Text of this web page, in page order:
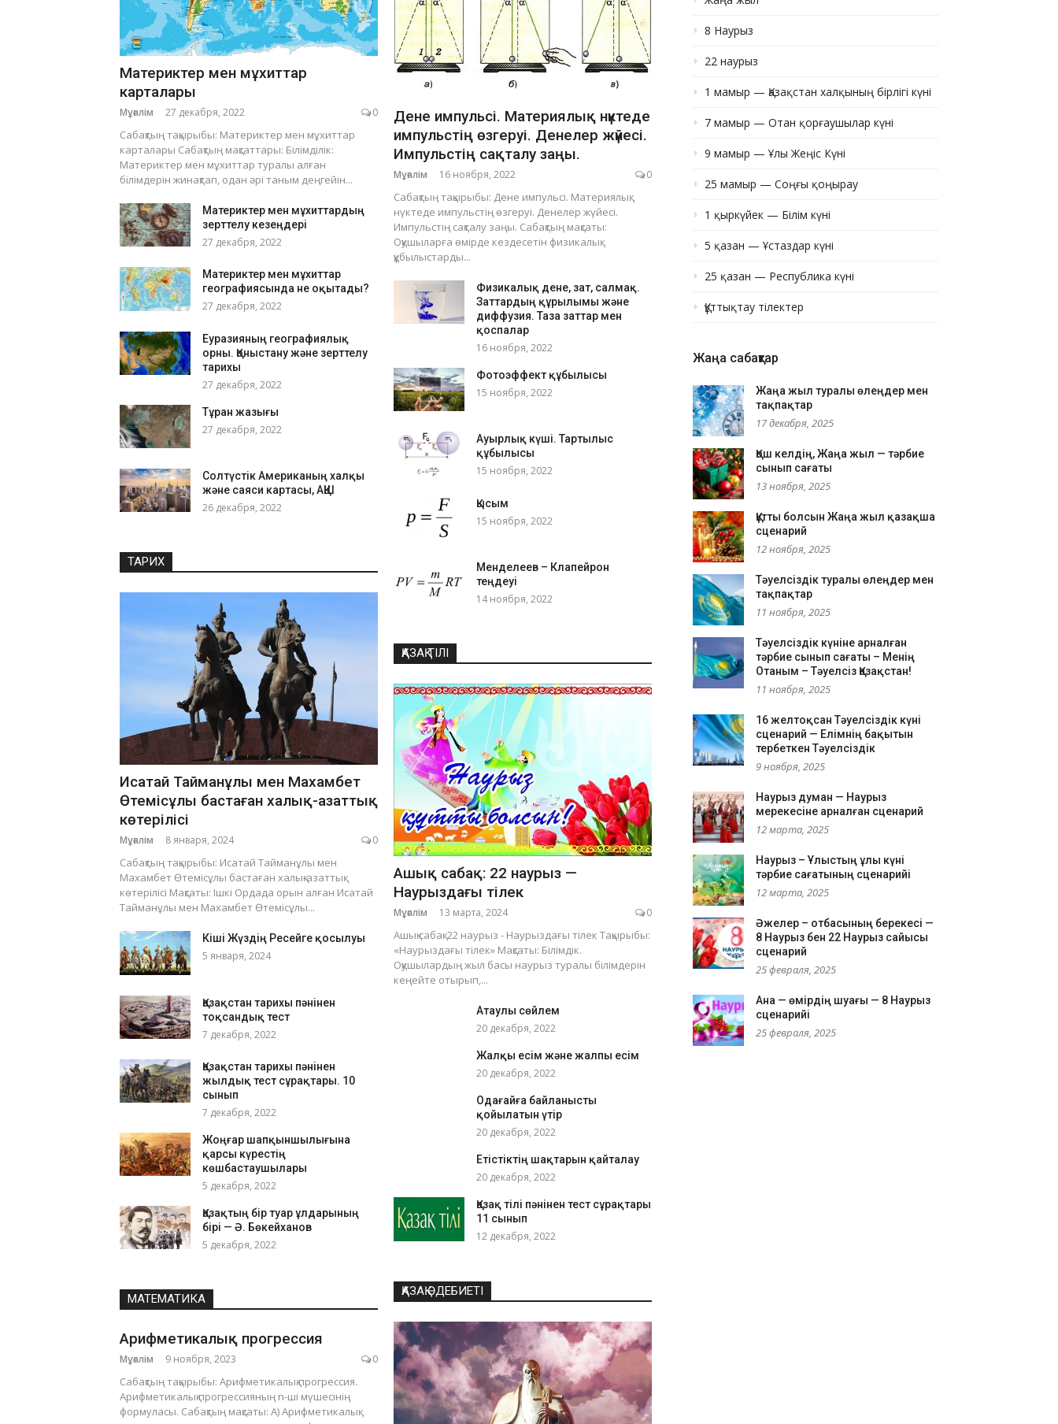
Материктер мен мұхиттар
карталары
Мұғалім 27 декабря, 2022 0
Сабақтың тақырыбы: Материктер мен мұхиттар
карталары Сабақтың мақсаттары: Білімділік:
Материктер мен мұхиттар туралы алған
білімдерін жинақтап, одан әрі таным деңгейін...
Материктер мен мұхиттардың
зерттелу кезеңдері
27 декабря, 2022
Материктер мен мұхиттар
географиясында не оқытады?
27 декабря, 2022
Еуразияның географиялық
орны. Қоныстану және зерттелу
тарихы
27 декабря, 2022
Тұран жазығы
27 декабря, 2022
Солтүстік Американың халқы
және саяси картасы, АҚШ
26 декабря, 2022
ТАРИХ
Исатай Тайманұлы мен Махамбет
Өтемісұлы бастаған халық-азаттық
көтерілісі
Мұғалім 8 января, 2024 0
Сабақтың тақырыбы: Исатай Тайманұлы мен
Махамбет Өтемісұлы бастаған халық-азаттық
көтерілісі Мақсаты: Ішкі Ордада орын алған Исатай
Тайманұлы мен Махамбет Өтемісұлы...
Кіші Жүздің Ресейге қосылуы
5 января, 2024
Қазақстан тарихы пәнінен
тоқсандық тест
7 декабря, 2022
Қазақстан тарихы пәнінен
жылдық тест сұрақтары. 10
сынып
7 декабря, 2022
Жоңғар шапқыншылығына
қарсы күрестің
көшбастаушылары
5 декабря, 2022
Қазақтың бір туар ұлдарының
бірі — Ә. Бөкейханов
5 декабря, 2022
МАТЕМАТИКА
Арифметикалық прогрессия
Мұғалім 9 ноября, 2023 0
Сабақтың тақырыбы: Арифметикалық прогрессия.
Арифметикалық прогрессияның n-ші мүшесінің
формуласы. Сабақтың мақсаты: А) Арифметикалық
Дене импульсі. Материялық нүктеде
импульстің өзгеруі. Денелер жүйесі.
Импульстің сақталу заңы.
Мұғалім 16 ноября, 2022 0
Сабақтың тақырыбы: Дене импульсі. Материялық
нүктеде импульстің өзгеруі. Денелер жүйесі.
Импульстің сақталу заңы. Сабақтың мақсаты:
Оқушыларға өмірде кездесетін физикалық
құбылыстарды...
Физикалық дене, зат, салмақ.
Заттардың құрылымы және
диффузия. Таза заттар мен
қоспалар
16 ноября, 2022
Фотоэффект құбылысы
15 ноября, 2022
Ауырлық күші. Тартылыс
құбылысы
15 ноября, 2022
Қысым
15 ноября, 2022
Менделеев – Клапейрон
теңдеуі
14 ноября, 2022
ҚАЗАҚ ТІЛІ
Ашық сабақ: 22 наурыз —
Наурыздағы тілек
Мұғалім 13 марта, 2024 0
Ашық сабақ: 22 наурыз - Наурыздағы тілек Тақырыбы:
«Наурыздағы тілек» Мақсаты: Білімдік.
Оқушылардың жыл басы наурыз туралы білімдерін
кеңейте отырып,...
Атаулы сөйлем
20 декабря, 2022
Жалқы есім және жалпы есім
20 декабря, 2022
Одағайға байланысты
қойылатын үтір
20 декабря, 2022
Етістіктің шақтарын қайталау
20 декабря, 2022
Қазақ тілі пәнінен тест сұрақтары
11 сынып
12 декабря, 2022
ҚАЗАҚ ӘДЕБИЕТІ
8 Наурыз
22 наурыз
1 мамыр — Қазақстан халқының бірлігі күні
7 мамыр — Отан қорғаушылар күні
9 мамыр — Ұлы Жеңіс Күні
25 мамыр — Соңғы қоңырау
1 қыркүйек — Білім күні
5 қазан — Ұстаздар күні
25 қазан — Республика күні
Құттықтау тілектер
Жаңа сабақтар
Жаңа жыл туралы өлеңдер мен
тақпақтар
17 декабря, 2025
Қош келдің, Жаңа жыл — тәрбие
сынып сағаты
13 ноября, 2025
Құтты болсын Жаңа жыл қазақша
сценарий
12 ноября, 2025
Тәуелсіздік туралы өлеңдер мен
тақпақтар
11 ноября, 2025
Тәуелсіздік күніне арналған
тәрбие сынып сағаты – Менің
Отаным – Тәуелсіз Қазақстан!
11 ноября, 2025
16 желтоқсан Тәуелсіздік күні
сценарий — Елімнің бақытын
тербеткен Тәуелсіздік
9 ноября, 2025
Наурыз думан — Наурыз
мерекесіне арналған сценарий
12 марта, 2025
Наурыз – Ұлыстың ұлы күні
тәрбие сағатының сценарийі
12 марта, 2025
Әжелер – отбасының берекесі —
8 Наурыз бен 22 Наурыз сайысы
сценарий
25 февраля, 2025
Ана — өмірдің шуағы — 8 Наурыз
сценарийі
25 февраля, 2025